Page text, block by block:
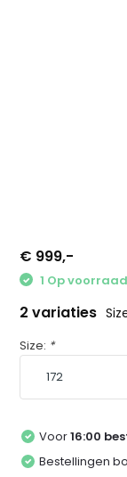
€ 999,-
1 Op voorraad
2 variaties
Size: *
Voor16:00
Bestellingen